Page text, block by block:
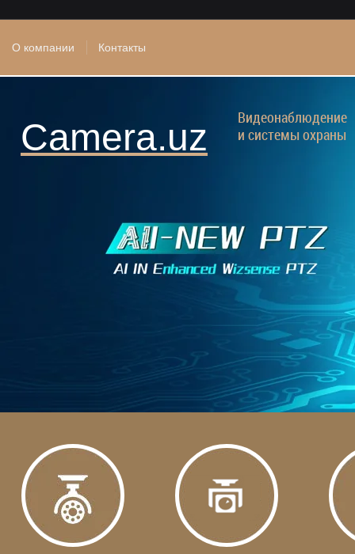
О компании Контакты
Camera.uz
Видеонаблюдение
и системы охраны